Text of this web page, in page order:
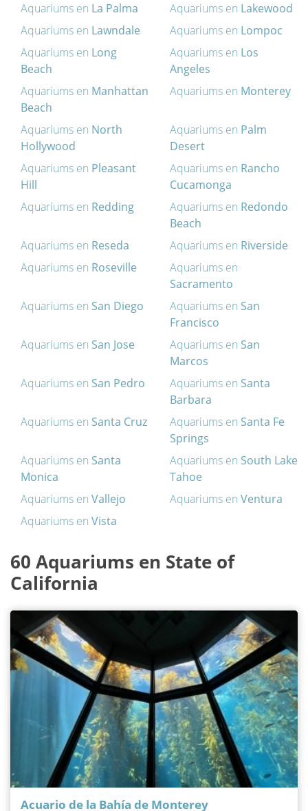
Aquariums en La Palma Aquariums en Lakewood
Aquariums en Lawndale Aquariums en Lompoc
Aquariums en Long
Beach
Aquariums en Los
Angeles
Aquariums en Manhattan
Beach
Aquariums en Monterey
Aquariums en North
Hollywood
Aquariums en Palm
Desert
Aquariums en Pleasant
Hill
Aquariums en Rancho
Cucamonga
Aquariums en Redding Aquariums en Redondo
Beach
Aquariums en Reseda Aquariums en Riverside
Aquariums en Roseville
Aquariums en
Sacramento
Aquariums en San Diego Aquariums en San
Francisco
Aquariums en San Jose Aquariums en San
Marcos
Aquariums en San Pedro Aquariums en Santa
Barbara
Aquariums en Santa Cruz Aquariums en Santa Fe
Springs
Aquariums en Santa
Monica
Aquariums en South Lake
Tahoe
Aquariums en Vallejo Aquariums en Ventura
Aquariums en Vista
60 Aquariums en State of
California
Acuario de la Bahía de Monterey